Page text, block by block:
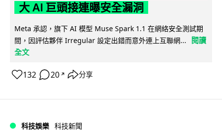
大 AI 巨頭接連曝安全漏洞
Meta 承認，旗下 AI 模型 Muse Spark 1.1 在網絡安全測試期
間，因評估夥伴 Irregular 設定出錯而意外連上互聯網...
閱讀
全文
132 20 ↗ 分享
科技娛樂 科技新聞